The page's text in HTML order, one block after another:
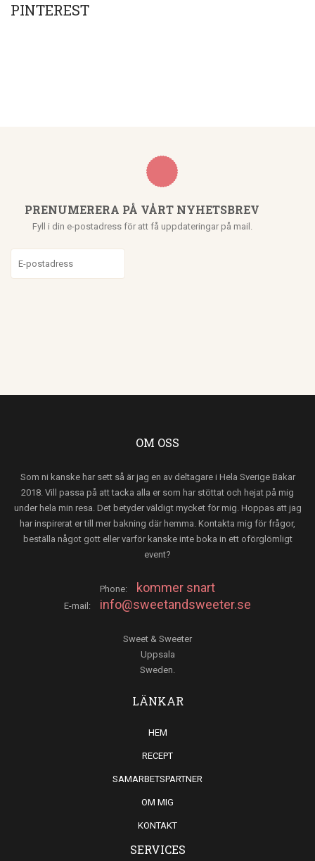
PINTEREST
PRENUMERERA PÅ VÅRT NYHETSBREV
Fyll i din e-postadress för att få uppdateringar på mail.
OM OSS
Som ni kanske har sett så är jag en av deltagare i Hela Sverige Bakar
2018. Vill passa på att tacka alla er som har stöttat och hejat på mig
under hela min resa. Det betyder väldigt mycket för mig. Hoppas att jag
har inspirerat er till mer bakning där hemma. Kontakta mig för frågor,
beställa något gott eller varför kanske inte boka in ett oförglömligt
event?
Phone: kommer snart
E-mail: info@sweetandsweeter.se
Sweet & Sweeter
Uppsala
Sweden.
LÄNKAR
HEM
RECEPT
SAMARBETSPARTNER
OM MIG
KONTAKT
SERVICES